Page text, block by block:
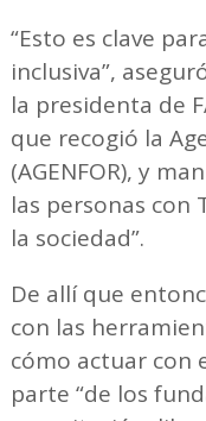
“Esto es clave
inclusiva”,
la presidenta de
que recogió la
(AGENFOR), y
las personas con
la sociedad”.
De allí que
con las
cómo actuar con
parte “de los